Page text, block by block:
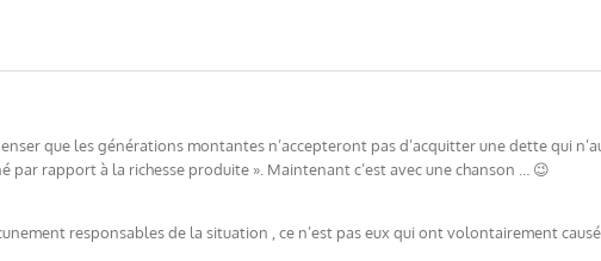
que les générations montantes n’accepteront pas d’acquitter une dette qui
rapport à la richesse produite ». Maintenant c’est avec une chanson … 😉
responsables de la situation , ce n’est pas eux qui ont volontairement